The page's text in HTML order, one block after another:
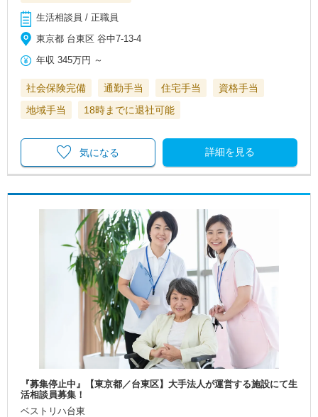
生活相談員 / 正職員
東京都 台東区 谷中7-13-4
年収 345万円 ～
社会保険完備 通勤手当 住宅手当
資格手当
地域手当
18時までに退社可能
詳細を見る
気になる
『募集停止中』【東京都／台東区】大手法人が運営する施設にて生
活相談員募集！
ベストリハ台東